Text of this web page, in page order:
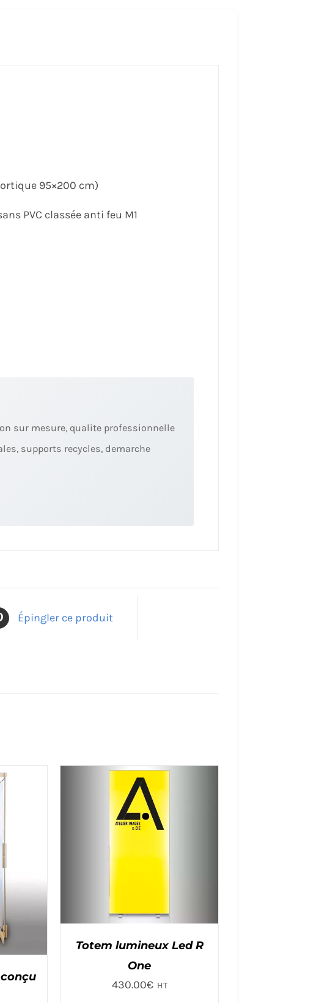
95×200 cm)
PVC classée anti feu M1
sur mesure, qualite professionnelle
supports recycles, demarche
Épingler ce produit
Totem lumineux Led R
One
430.00€ HT